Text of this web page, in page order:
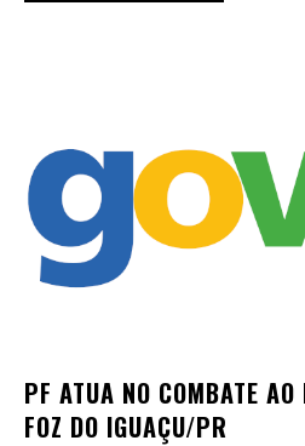
PF ATUA NO COMBATE AO
FOZ DO IGUAÇU/PR